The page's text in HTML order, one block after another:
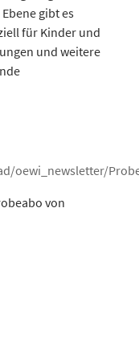
gibt es
für Kinder und
und weitere
von